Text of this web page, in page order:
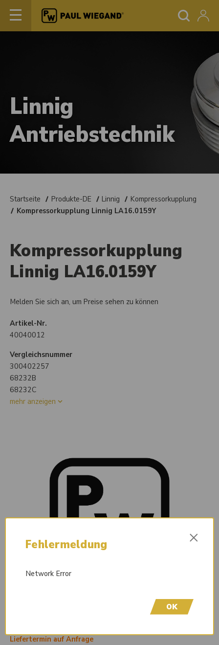
Linnig
Antriebstechnik
Startseite Produkte-DE Linnig
Kompressorkupplung
Kompressorkupplung Linnig LA16.0159Y
Kompressorkupplung
Linnig LA16.0159Y
Melden Sie sich an, um Preise sehen zu können
Artikel-Nr.
40040012
Vergleichsnummer
300402257
68232B
68232C
mehr anzeigen
Liefertermin auf Anfrage
Fehlermeldung ×
Network Error
OK